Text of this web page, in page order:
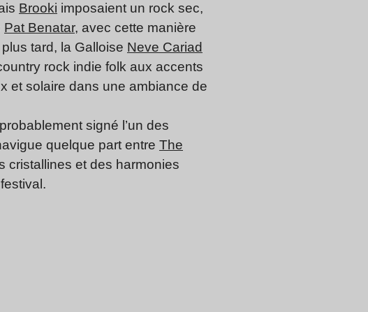
Brooki imposaient un rock sec,
Pat Benatar, avec cette manière
tard, la Galloise Neve Cariad
rock indie folk aux accents
et solaire dans une ambiance de
signé l’un des
quelque part entre The
cristallines et des harmonies